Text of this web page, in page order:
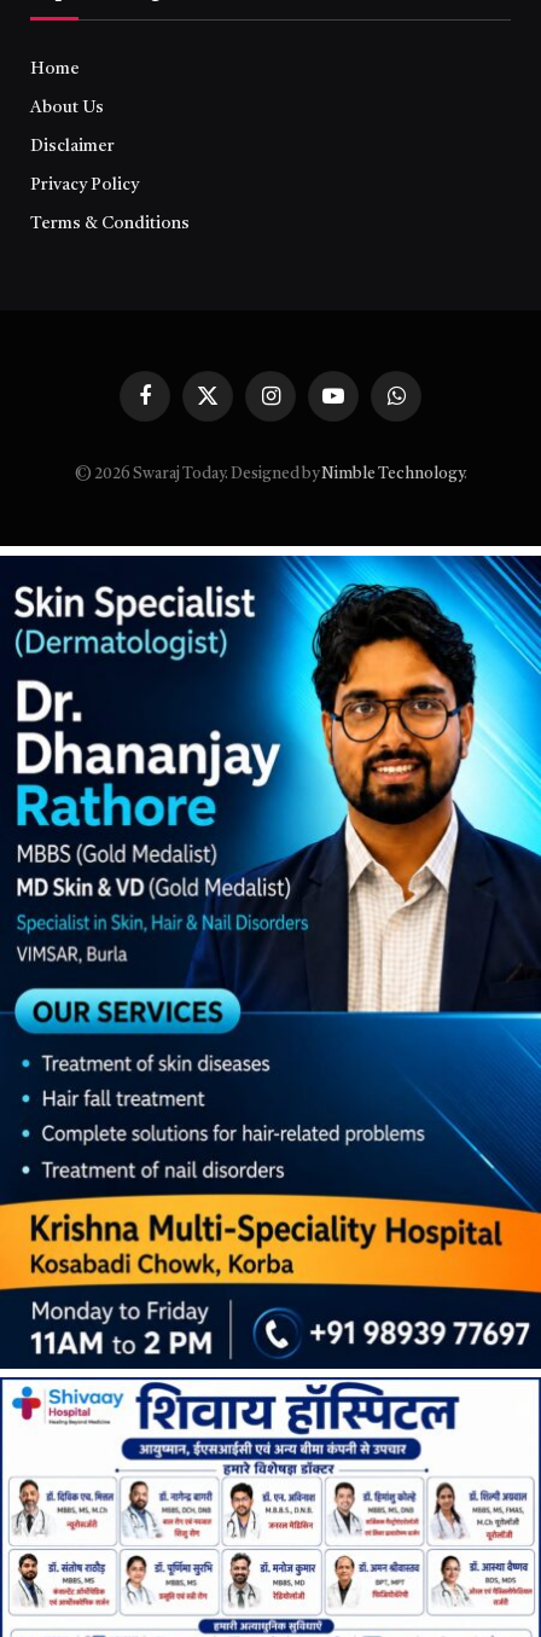
Home
About Us
Disclaimer
Privacy Policy
Terms & Conditions
FacebookX
InstagramYouTubeWhatsApp
© 2026 Swaraj Today. Designed byNimble Technology.